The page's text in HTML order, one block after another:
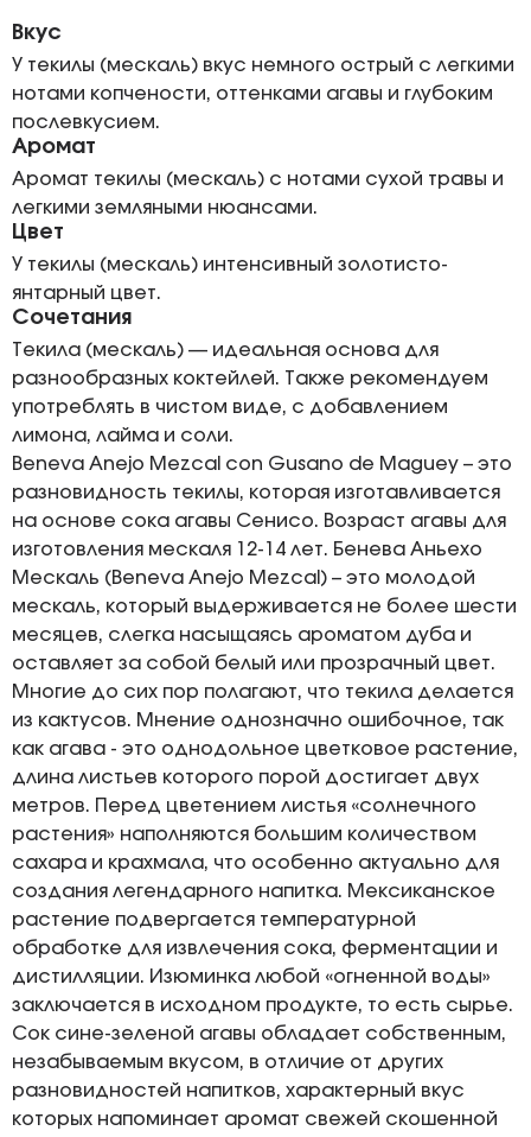
Вкус
У текилы (мескаль) вкус немного острый с легкими
нотами копчености, оттенками агавы и глубоким
послевкусием.
Аромат
Аромат текилы (мескаль) с нотами сухой травы и
легкими земляными нюансами.
Цвет
У текилы (мескаль) интенсивный золотисто-
янтарный цвет.
Сочетания
Текила (мескаль) — идеальная основа для
разнообразных коктейлей. Также рекомендуем
употреблять в чистом виде, с добавлением
лимона, лайма и соли.
Beneva Anejo Mezcal con Gusano de Maguey – это
разновидность текилы, которая изготавливается
на основе сока агавы Сенисо. Возраст агавы для
изготовления мескаля 12-14 лет. Бенева Аньехо
Мескаль (Beneva Anejo Mezcal) – это молодой
мескаль, который выдерживается не более шести
месяцев, слегка насыщаясь ароматом дуба и
оставляет за собой белый или прозрачный цвет.
Многие до сих пор полагают, что текила делается
из кактусов. Мнение однозначно ошибочное, так
как агава - это однодольное цветковое растение,
длина листьев которого порой достигает двух
метров. Перед цветением листья «солнечного
растения» наполняются большим количеством
сахара и крахмала, что особенно актуально для
создания легендарного напитка. Мексиканское
растение подвергается температурной
обработке для извлечения сока, ферментации и
дистилляции. Изюминка любой «огненной воды»
заключается в исходном продукте, то есть сырье.
Сок сине-зеленой агавы обладает собственным,
незабываемым вкусом, в отличие от других
разновидностей напитков, характерный вкус
которых напоминает аромат свежей скошенной